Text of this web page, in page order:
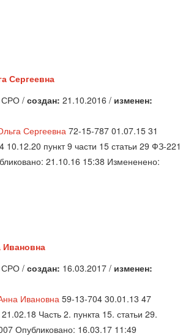
Сергеевна
СРО / создан: 21.10.2016 / изменен:
Сергеевна 72-15-787 01.07.15 31
10.12.20 пункт 9 части 15 статьи 29 ФЗ-221
21.10.16 15:38 Измененено:
СРО / создан: 16.03.2017 / изменен:
Ивановна 59-13-704 30.01.13 47
Часть 2. пункта 15. статьи 29.
Опубликовано: 16.03.17 11:49